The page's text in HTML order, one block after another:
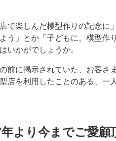
店で楽しんだ模型作りの記念
う」とか「子どもに、模型作
いかがでしょうか。
前に掲示されていた、お客さ
店を利用したことのある、一
より今までご愛